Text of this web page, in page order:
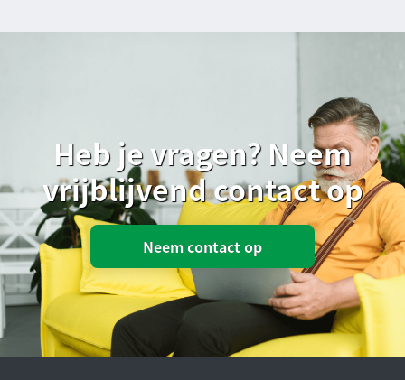
Heb je vragen? Neem
vrijblijvend contact op
Neem contact op